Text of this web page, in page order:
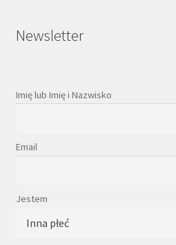
Newsletter
Imię lub Imię i Nazwisko
Email
Jestem